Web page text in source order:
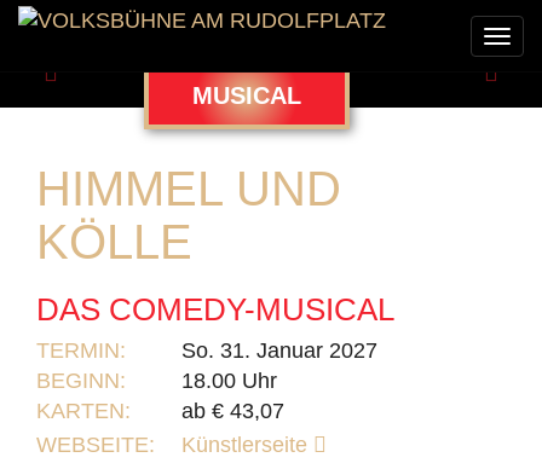
Zurück MUSICAL
HIMMEL UND
KÖLLE
DAS COMEDY-MUSICAL
TERMIN:
So. 31. Januar 2027
BEGINN:
18.00 Uhr
KARTEN:
ab € 43,07
WEBSEITE:
Künstlerseite